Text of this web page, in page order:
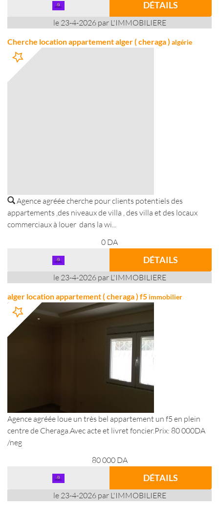
DÉTAILS
le 23-4-2026 par L'IMMOBILIERE
Cherche location appartement alger ( cheraga ) algérie
Agence agréée cherche pour clients potentiels des
appartements ,des niveaux de villa , des villa et des locaux
commerciaux à louer dans la wi...
0 DA
DÉTAILS
le 23-4-2026 par L'IMMOBILIERE
alger location appartement ( cheraga ) f5 immobilier
Agence agréée loue un très bel appartement un f5 en plein
centre de Cheraga.Avec acte et livret foncier.Prix: 80 000DA
/neg
80 000 DA
DÉTAILS
le 23-4-2026 par L'IMMOBILIERE